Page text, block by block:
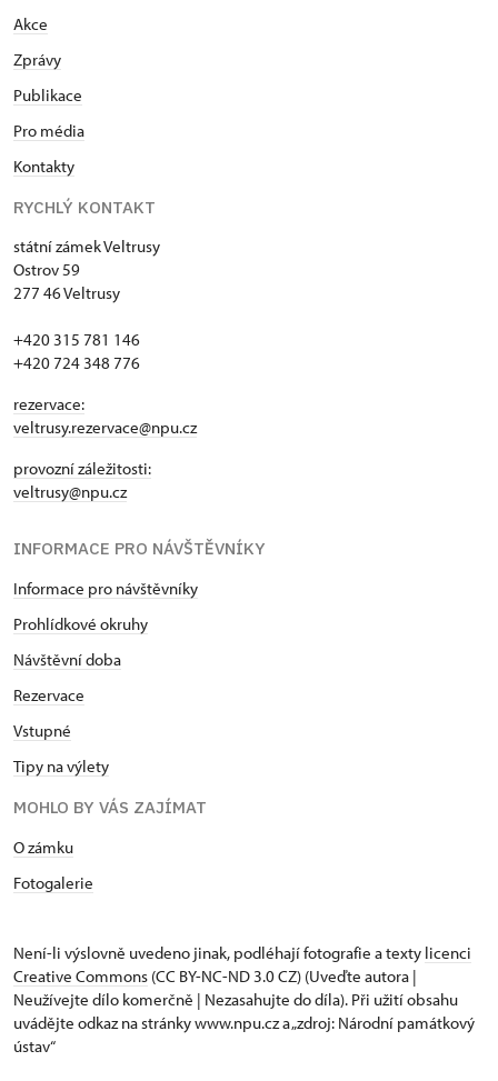
Akce
Zprávy
Publikace
Pro média
Kontakty
RYCHLÝ KONTAKT
státní zámek Veltrusy
Ostrov 59
277 46 Veltrusy
+420 315 781 146
+420 724 348 776
rezervace:
veltrusy.rezervace@npu.cz
provozní záležitosti:
veltrusy@npu.cz
INFORMACE PRO NÁVŠTĚVNÍKY
Informace pro návštěvníky
Prohlídkové okruhy
Návštěvní doba
Rezervace
Vstupné
Tipy na výlety
MOHLO BY VÁS ZAJÍMAT
O zámku
Fotogalerie
Není-li výslovně uvedeno jinak, podléhají fotografie a texty licenci
Creative Commons (CC BY-NC-ND 3.0 CZ) (Uveďte autora |
Neužívejte dílo komerčně | Nezasahujte do díla). Při užití obsahu
uvádějte odkaz na stránky www.npu.cz a „zdroj: Národní památkový
ústav“